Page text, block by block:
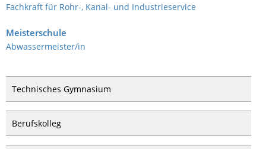
Fachkraft für Rohr-, Kanal- und Industrieservice
Meisterschule
Abwassermeister/in
Technisches Gymnasium
Berufskolleg